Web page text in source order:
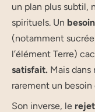
un plan plus subtil,
spirituels. Un
(notamment
l’élément Terre)
satisfait. Mais
rarement un
Son inverse, le